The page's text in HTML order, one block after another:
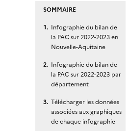
SOMMAIRE
Infographie du bilan de
la PAC sur 2022-2023 en
Nouvelle-Aquitaine
Infographie du bilan de
la PAC sur 2022-2023 par
département
Télécharger les données
associées aux graphiques
de chaque infographie